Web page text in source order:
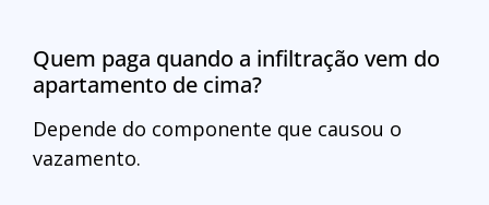
Quem paga quando a infiltração vem do
apartamento de cima?
Depende do componente que causou o
vazamento.